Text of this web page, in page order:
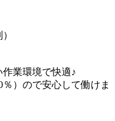
業環境で快適♪
）ので安心して働けま